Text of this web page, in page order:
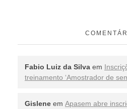
Fabio Luiz da Silva em
treinamento ‘Amostrador de
Gislene em Apasem abre